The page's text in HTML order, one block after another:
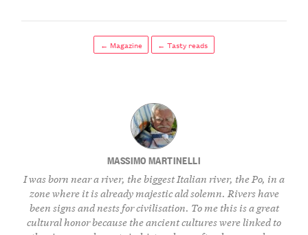
← Magazine ← Tasty reads
MASSIMO MARTINELLI
I was born near a river, the biggest Italian river, the Po, in a
zone where it is already majestic ald solemn. Rivers have
been signs and nests for civilisation. To me this is a great
cultural honor because the ancient cultures were linked to